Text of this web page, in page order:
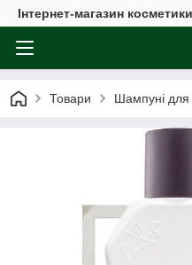
Інтернет-магазин
Товари Шампуні для